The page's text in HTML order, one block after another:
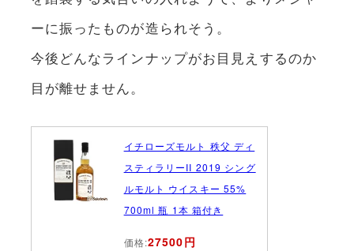
ーに振ったものが造られそう。
今後どんなラインナップがお目見えするのか
目が離せません。
イチローズモルト 秩父 ディ
スティラリーII 2019 シング
ルモルト ウイスキー 55%
700ml 瓶 1本 箱付き
価格:27500円